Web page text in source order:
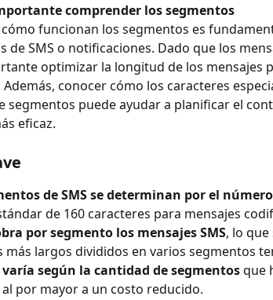
comprender los segmentos
funcionan los segmentos es
de SMS o notificaciones. Dado que los
optimizar la longitud de los mensajes
conocer cómo los caracteres
segmentos puede ayudar a planificar el
eficaz.
de SMS se determinan por el
de 160 caracteres para mensajes
por segmento los mensajes SMS, lo
más largos divididos en varios segmentos
varía según la cantidad de segmentos que
por mayor a un costo reducido.